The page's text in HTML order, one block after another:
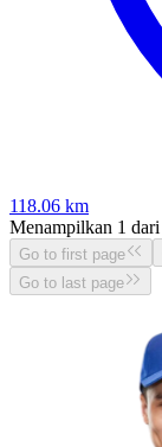
118.06 km
Menampilkan 1 dari
Go to first page
Go to last page